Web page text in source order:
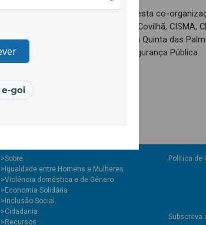
Aceitaram o desafio de participar nesta co-
ASTA, AAUBI, Câmara Municipal da Covilhã, CISMA,
Igualdade da UBI, Escola Secundária Quinta das
Museu de Lanifícios e Polícia de Segurança Pública.
>Sobre
>Igualdade entre Homens e Mulheres
>Violência doméstica e de Género
>Economia Solidária
>Inclusão Social
>Cidadania
>Recursos
Política de
Subscreva